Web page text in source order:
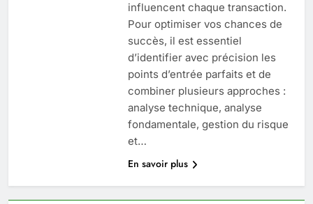
influencent chaque transaction.
Pour optimiser vos chances de
succès, il est essentiel
d’identifier avec précision les
points d’entrée parfaits et de
combiner plusieurs approches :
analyse technique, analyse
fondamentale, gestion du risque
et…
En savoir plus